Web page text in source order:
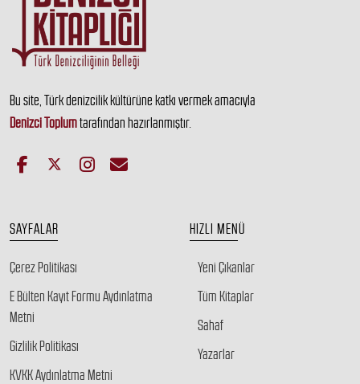
Bu site, Türk denizcilik kültürüne katkı vermek amacıyla
Denizci Toplumtarafından hazırlanmıştır.
SAYFALAR
Çerez Politikası
E Bülten Kayıt Formu Aydınlatma
Metni
Gizlilik Politikası
KVKK Aydınlatma Metni
HIZLI MENÜ
Yeni Çıkanlar
Tüm Kitaplar
Sahaf
Yazarlar